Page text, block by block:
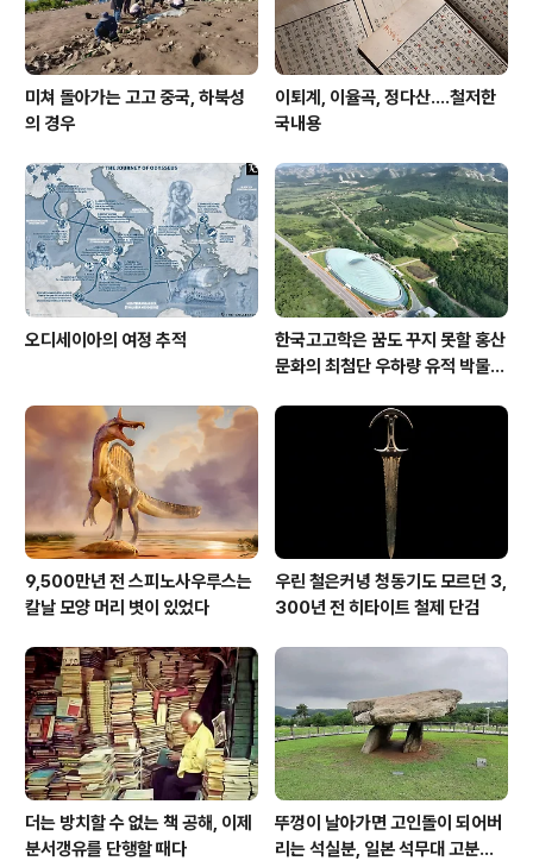
미쳐 돌아가는 고고 중국, 하북성
의 경우
이퇴계, 이율곡, 정다산....철저한
국내용
오디세이아의 여정 추적
한국고고학은 꿈도 꾸지 못할 홍산
문화의 최첨단 우하량 유적 박물관
9,500만년 전 스피노사우루스는
칼날 모양 머리 볏이 있었다
우린 철은커녕 청동기도 모르던 3,
300년 전 히타이트 철제 단검
더는 방치할 수 없는 책 공해, 이제
분서갱유를 단행할 때다
뚜껑이 날아가면 고인돌이 되어버
리는 석실분, 일본 석무대 고분의